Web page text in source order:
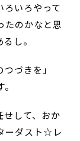
ろいろやって
たのかなと思
し。
づきを」
せして、おか
ーダスト☆レ